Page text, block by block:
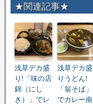
★関連記事★
浅草デカ盛
り!「味の店
錦（にし
き）」でレ
浅草デカ盛
りうどん!
「翁そば」
でカレー南